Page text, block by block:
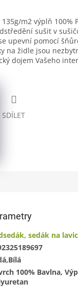
m2 výplň 100%
sušit v
upevní pomocí
na židle jsou
dojem Vašeho
SDÍLET
sedák na
100% Bavlna,